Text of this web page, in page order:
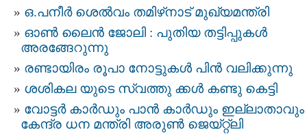
ഒ.പനീര്‍ ശെല്‍‌വം തമിഴ്‌നാട് മുഖ്യമന്ത്രി
ഓണ്‍ ലൈന്‍ ജോലി : പുതിയ തട്ടിപ്പുകൾ
അരങ്ങേറുന്നു
രണ്ടായിരം രൂപാ നോട്ടുകള്‍ പിന്‍ വലിക്കുന്നു
ശശികല യുടെ സ്വത്തു ക്കൾ കണ്ടു കെട്ടി
വോട്ടർ കാർഡും പാൻ കാർഡും ഇല്ലാതാവും
കേന്ദ്ര ധന മന്ത്രി അരുൺ ജെയ്റ്റ്ലി